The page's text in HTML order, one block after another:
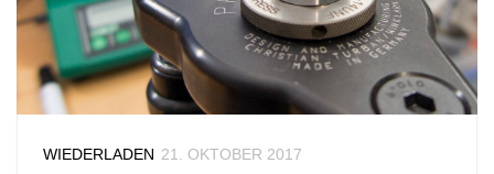
WIEDERLADEN 21. OKTOBER 2017